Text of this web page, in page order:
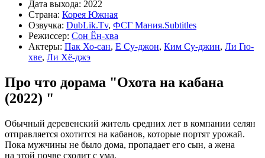
Дата выхода: 2022
Страна: Корея Южная
Озвучка: DubLik.Tv, ФСГ Мания.Subtitles
Режиссер: Сон Ён-хва
Актеры: Пак Хо-сан, Е Су-джон, Ким Су-джин, Ли Гю-
хве, Ли Хё-джэ
Про что дорама "Охота на кабана
(2022) "
Обычный деревенский житель средних лет в компании селян
отправляется охотится на кабанов, которые портят урожай.
Пока мужчины не было дома, пропадает его сын, а жена
на этой почве сходит с ума.